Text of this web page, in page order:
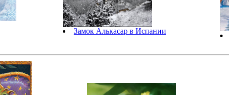
Замок Алькасар в Испании